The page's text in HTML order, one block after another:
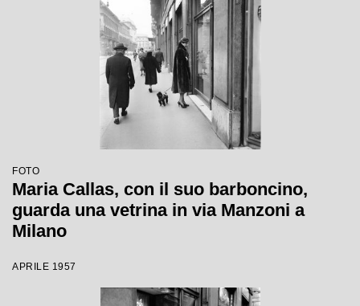
FOTO
Maria Callas, con il suo barboncino,
guarda una vetrina in via Manzoni a
Milano
APRILE 1957